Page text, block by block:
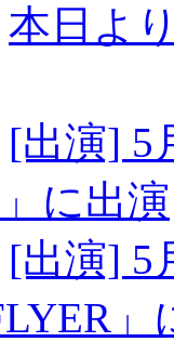
本日よ
[出演] 5
に出演
[出演] 5